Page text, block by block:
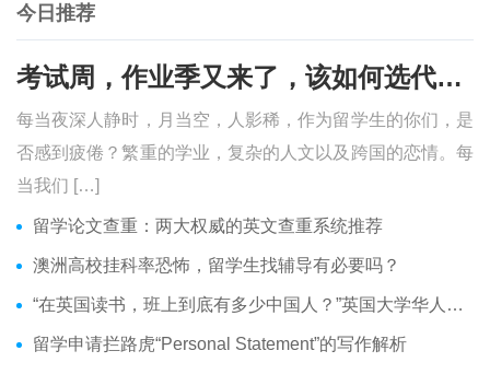
今日推荐
考试周，作业季又来了，该如何选代写？便宜的代写、代考会有哪些问题？
每当夜深人静时，月当空，人影稀，作为留学生的你们，是
否感到疲倦？繁重的学业，复杂的人文以及跨国的恋情。每
当我们 […]
留学论文查重：两大权威的英文查重系统推荐
澳洲高校挂科率恐怖，留学生找辅导有必要吗？
“在英国读书，班上到底有多少中国人？”英国大学华人分布介绍
留学申请拦路虎“Personal Statement”的写作解析